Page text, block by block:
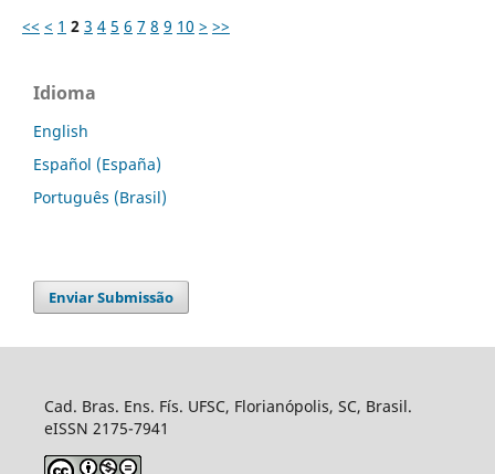
<< < 1 2 3 4 5 6 7 8 9 10 > >>
Idioma
English
Español (España)
Português (Brasil)
Enviar Submissão
Cad. Bras. Ens. Fís. UFSC, Florianópolis, SC, Brasil.
eISSN 2175-7941